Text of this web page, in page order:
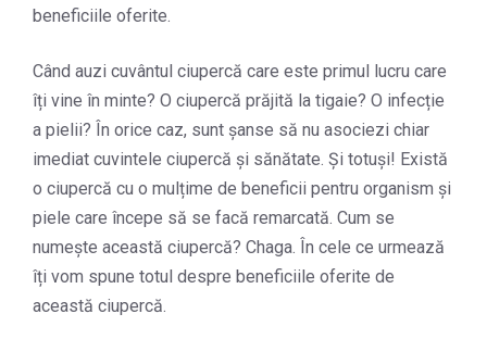
beneficiile oferite.
Când auzi cuvântul ciupercă care este primul lucru care
îți vine în minte? O ciupercă prăjită la tigaie? O infecție
a pielii? În orice caz, sunt șanse să nu asociezi chiar
imediat cuvintele ciupercă și sănătate. Și totuși! Există
o ciupercă cu o mulțime de beneficii pentru organism și
piele care începe să se facă remarcată. Cum se
numește această ciupercă? Chaga. În cele ce urmează
îți vom spune totul despre beneficiile oferite de
această ciupercă.